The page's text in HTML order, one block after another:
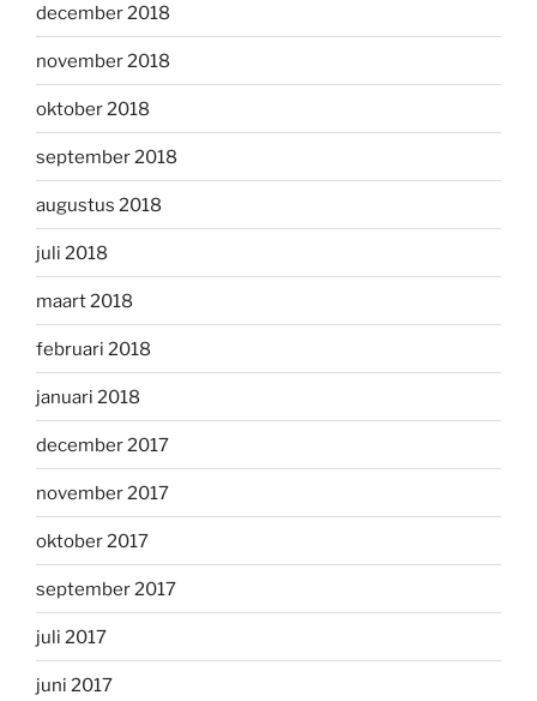
december 2018
november 2018
oktober 2018
september 2018
augustus 2018
juli 2018
maart 2018
februari 2018
januari 2018
december 2017
november 2017
oktober 2017
september 2017
juli 2017
juni 2017